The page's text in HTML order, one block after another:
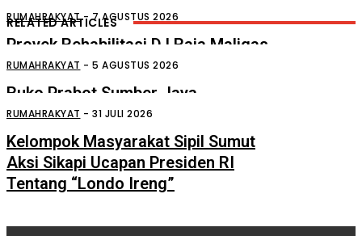
RELATED ARTICLES
RUMAHRAKYAT - 7 AGUSTUS 2026
Proyek Rehabilitasi D.I Raja Maligas
Diduga Asal Jadi
RUMAHRAKYAT - 5 AGUSTUS 2026
Ruko Prabot Sumber Jaya
Perdagangan Terbakar
RUMAHRAKYAT - 31 JULI 2026
Kelompok Masyarakat Sipil Sumut
Aksi Sikapi Ucapan Presiden RI
Tentang “Londo Ireng”